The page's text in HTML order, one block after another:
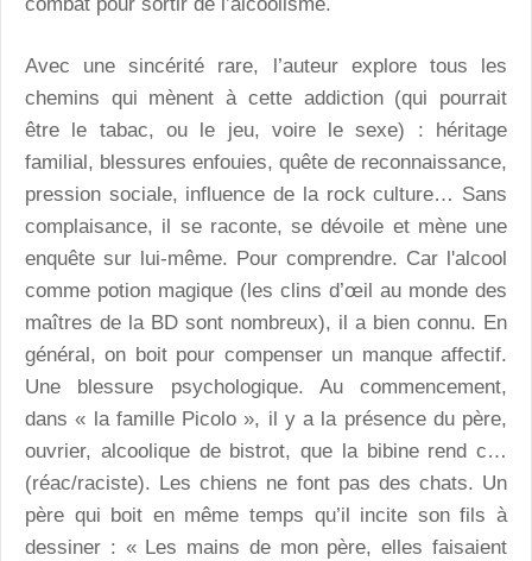
Avec une sincérité rare, l’auteur explore tous les
chemins qui mènent à cette addiction (qui pourrait
être le tabac, ou le jeu, voire le sexe) : héritage
familial, blessures enfouies, quête de reconnaissance,
pression sociale, influence de la rock culture… Sans
complaisance, il se raconte, se dévoile et mène une
enquête sur lui-même. Pour comprendre. Car l'alcool
comme potion magique (les clins d’œil au monde des
maîtres de la BD sont nombreux), il a bien connu. En
général, on boit pour compenser un manque affectif.
Une blessure psychologique. Au commencement,
dans « la famille Picolo », il y a la présence du père,
ouvrier, alcoolique de bistrot, que la bibine rend c…
(réac/raciste). Les chiens ne font pas des chats. Un
père qui boit en même temps qu’il incite son fils à
dessiner : « Les mains de mon père, elles faisaient